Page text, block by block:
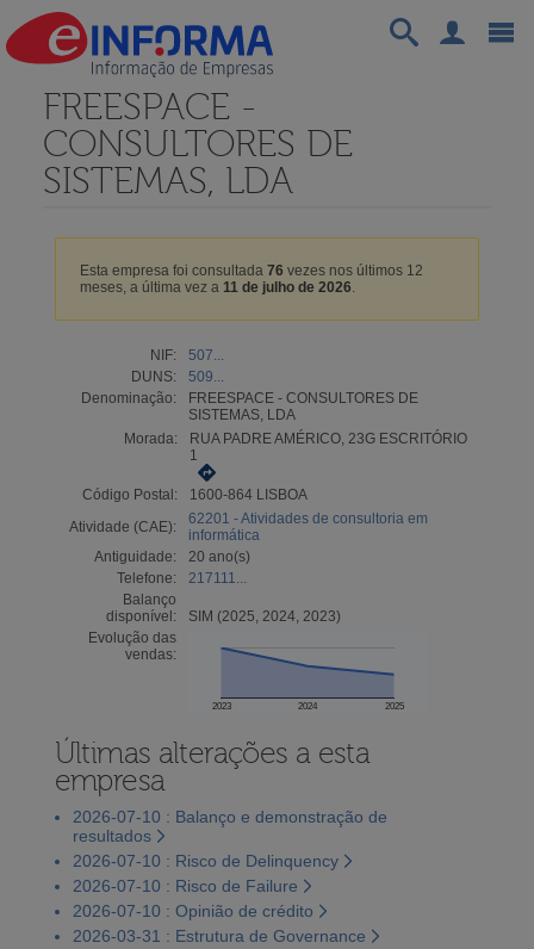
FREESPACE -
CONSULTORES DE
SISTEMAS, LDA
Esta empresa foi consultada 76 vezes nos últimos 12
meses, a última vez a 11 de julho de 2026.
NIF:
507...
DUNS:
509...
Denominação:
FREESPACE - CONSULTORES DE
SISTEMAS, LDA
Morada:
RUA PADRE AMÉRICO, 23G ESCRITÓRIO
1
Código Postal:
1600-864 LISBOA
Atividade (CAE):
62201 - Atividades de consultoria em
informática
Antiguidade:
20 ano(s)
Telefone:
217111...
Balanço
disponível:
SIM (2025, 2024, 2023)
Evolução das
vendas:
2023 2024 2025
Últimas alterações a esta
empresa
2026-07-10 : Balanço e demonstração de
resultados
2026-07-10 : Risco de Delinquency
2026-07-10 : Risco de Failure
2026-07-10 : Opinião de crédito
2026-03-31 : Estrutura de Governance